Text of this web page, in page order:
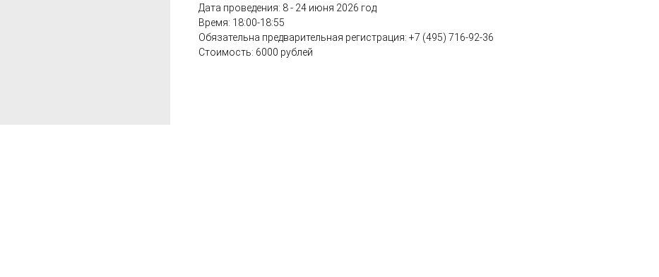
Дата проведения: 8 - 24 июня 2026 год
Время: 18:00-18:55
Обязательна предварительная регистрация: +7 (495) 716-92-36
Стоимость: 6000 рублей